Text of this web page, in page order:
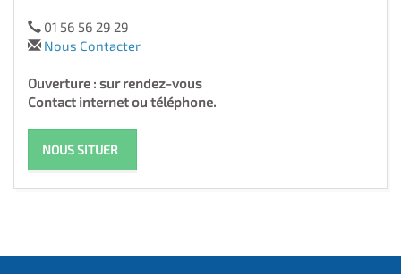
01 56 56 29 29
Nous Contacter
Ouverture : sur rendez-vous
Contact internet ou téléphone.
NOUS SITUER